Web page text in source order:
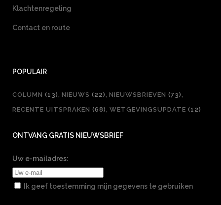
Klachtenregeling
Contact en route
POPULAIR
COLUMN (13) NIEUWS (22) NIEUWSBRIEVEN (73)
RECENTE UITSPRAKEN (68) WETGEVINGSUPDATE (12)
ONTVANG GRATIS NIEUWSBRIEF
Uw e-mailadres:
Ik geef toestemming mijn gegevens te gebruiken